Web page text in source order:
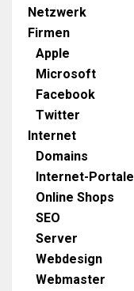
Netzwerk
Firmen
Apple
Microsoft
Facebook
Twitter
Internet
Domains
Internet-Portale
Online Shops
SEO
Server
Webdesign
Webmaster